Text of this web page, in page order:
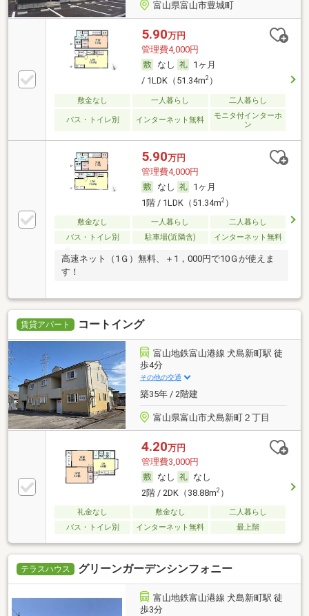
富山県富山市豊城町
5.90万円
管理費4,000円
なし
1ヶ月
/ 1LDK（51.34m2）
敷金なし 一人暮らし 二人暮らし
バス・トイレ別 インターネット無料
モニタ付インターホ
ン
5.90万円
管理費4,000円
なし
1ヶ月
1階 / 1LDK（51.34m2）
敷金なし 一人暮らし
二人暮らし
バス・トイレ別
駐車場(近隣含) インターネット無料
高速ネット（1Ｇ）無料、＋1，000円で10Ｇが使えま
す！
賃貸アパート コートイング
富山地鉄富山港線 犬島新町駅 徒
歩4分
その他の交通
築35年 / 2階建
富山県富山市犬島新町２丁目
4.20万円
管理費3,000円
なし
なし
2階 / 2DK（38.88m2）
礼金なし 敷金なし
二人暮らし
バス・トイレ別
インターネット無料 最上階
テラスハウス グリーンガーデンシンフォニー
富山地鉄富山港線 犬島新町駅 徒
歩3分